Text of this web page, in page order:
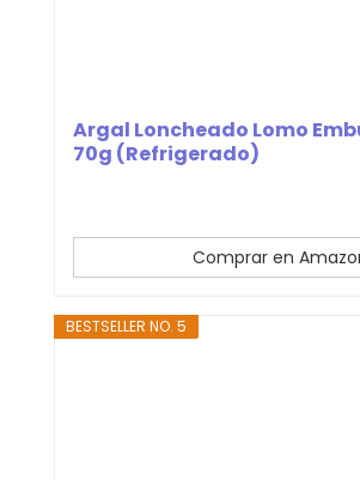
Argal Loncheado Lomo
70g (Refrigerado)
Comprar en
BESTSELLER NO. 5